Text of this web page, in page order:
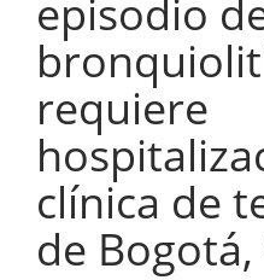
episodio
requiere
clínica de
de